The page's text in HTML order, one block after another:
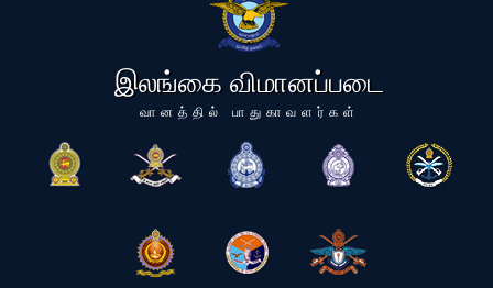
இலங்கை விமானப்படை
வானத்தில் பாதுகாவளர்கள்